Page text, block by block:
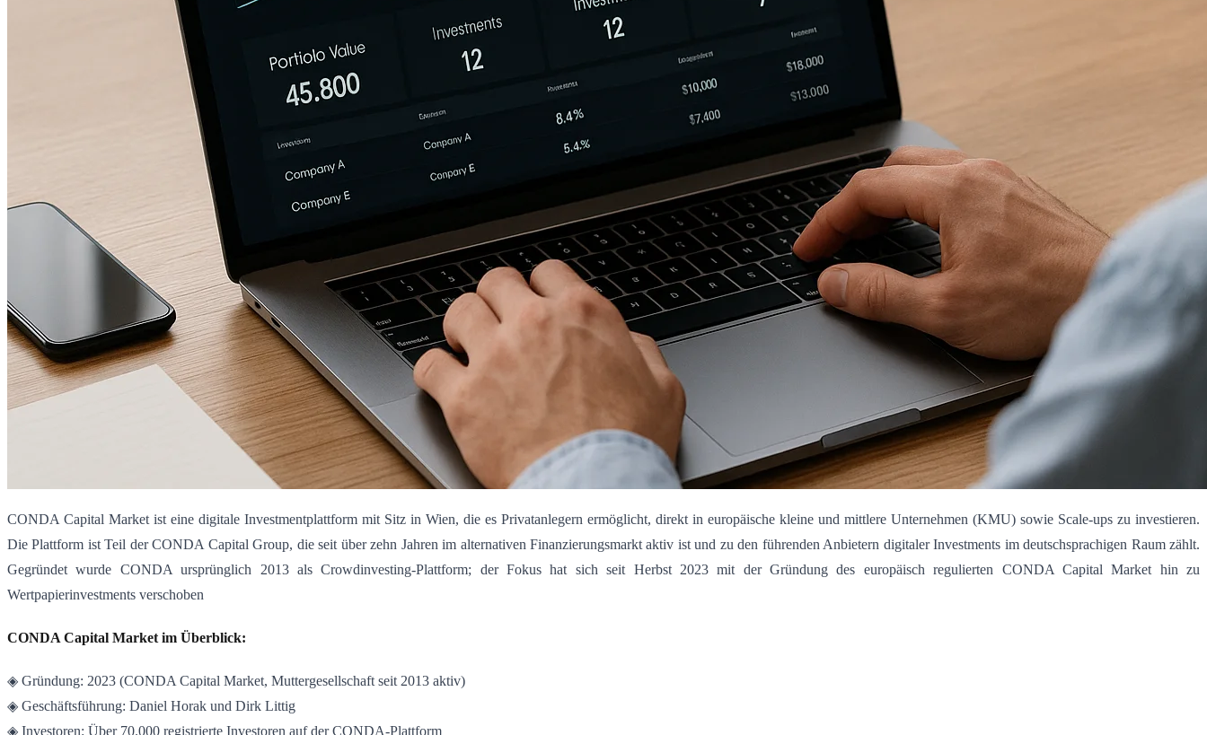
CONDA Capital Market ist eine digitale Investmentplattform mit Sitz in Wien, die es Privatanlegern ermöglicht, direkt in europäische kleine und mittlere Unternehmen (KMU) sowie Scale-ups zu investieren.
Die Plattform ist Teil der CONDA Capital Group, die seit über zehn Jahren im alternativen Finanzierungsmarkt aktiv ist und zu den führenden Anbietern digitaler Investments im deutschsprachigen Raum zählt.
Gegründet wurde CONDA ursprünglich 2013 als Crowdinvesting-Plattform; der Fokus hat sich seit Herbst 2023 mit der Gründung des europäisch regulierten CONDA Capital Market hin zu
Wertpapierinvestments verschoben
CONDA Capital Market im Überblick:
◈ Gründung: 2023 (CONDA Capital Market, Muttergesellschaft seit 2013 aktiv)
◈ Geschäftsführung: Daniel Horak und Dirk Littig
◈ Investoren: Über 70.000 registrierte Investoren auf der CONDA-Plattform